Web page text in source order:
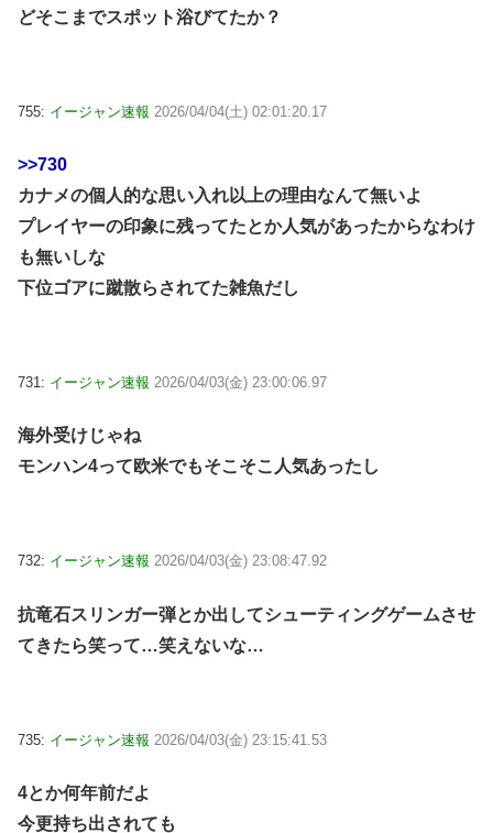
どそこまでスポット浴びてたか？
755: イージャン速報 2026/04/04(土) 02:01:20.17
>>730
カナメの個人的な思い入れ以上の理由なんて無いよ
プレイヤーの印象に残ってたとか人気があったからなわけ
も無いしな
下位ゴアに蹴散らされてた雑魚だし
731: イージャン速報 2026/04/03(金) 23:00:06.97
海外受けじゃね
モンハン4って欧米でもそこそこ人気あったし
732: イージャン速報 2026/04/03(金) 23:08:47.92
抗竜石スリンガー弾とか出してシューティングゲームさせ
てきたら笑って…笑えないな…
735: イージャン速報 2026/04/03(金) 23:15:41.53
4とか何年前だよ
今更持ち出されても